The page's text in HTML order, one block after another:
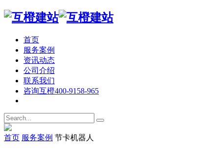
首页
服务案例
资讯动态
公司介绍
联系我们
咨询互橙400-9158-965
首页 服务案例 节卡机器人